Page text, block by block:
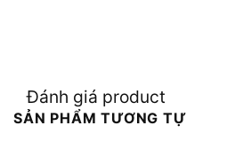
Đánh giá product
SẢN PHẨM TƯƠNG TỰ